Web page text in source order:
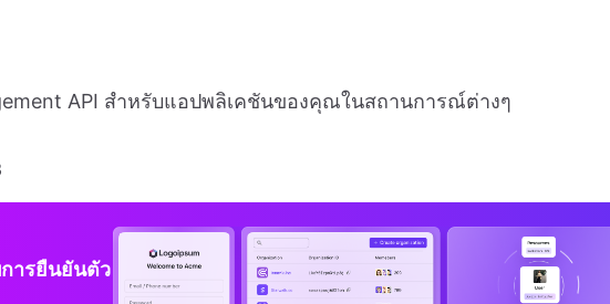
API สำหรับแอปพลิเคชันของคุณในสถานการณ์ต่างๆ
ารยืนยันตัว